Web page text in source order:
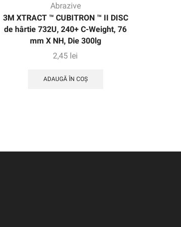
Abrazive
3M XTRACT ™ CUBITRON ™ II DISC
de hârtie 732U, 240+ C-Weight, 76
mm X NH, Die 300lg
2,45 lei
ADAUGĂ ÎN COȘ